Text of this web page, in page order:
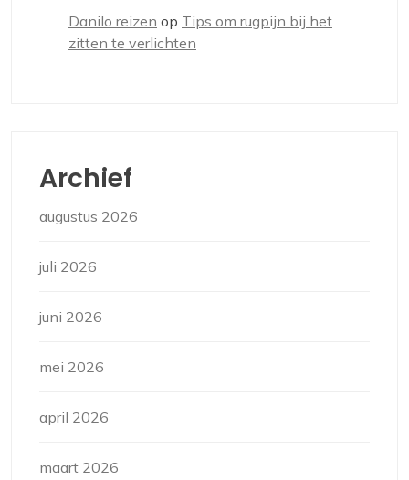
Danilo reizen op Tips om rugpijn bij het
zitten te verlichten
Archief
augustus 2026
juli 2026
juni 2026
mei 2026
april 2026
maart 2026